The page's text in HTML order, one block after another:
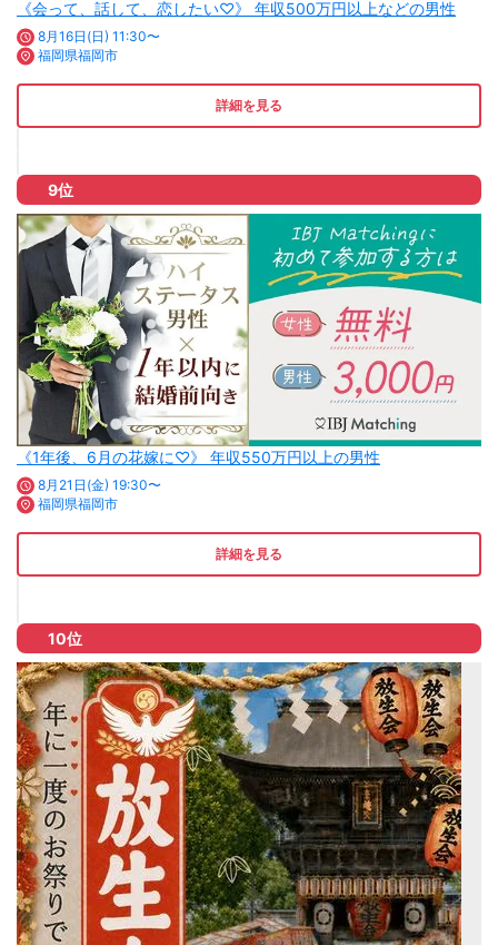
《会って、話して、恋したい♡》 年収500万円以上などの男性
8月16日(日) 11:30〜
福岡県福岡市
詳細を見る
9位
《1年後、6月の花嫁に♡》 年収550万円以上の男性
8月21日(金) 19:30〜
福岡県福岡市
詳細を見る
10位